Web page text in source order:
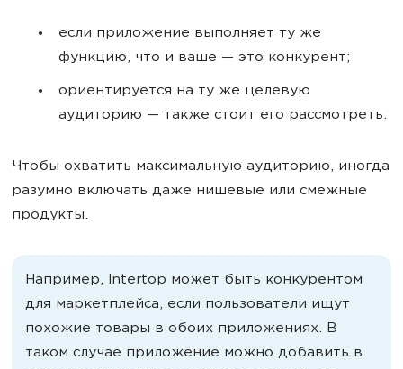
если приложение выполняет ту же
функцию, что и ваше — это конкурент;
ориентируется на ту же целевую
аудиторию — также стоит его рассмотреть.
Чтобы охватить максимальную аудиторию, иногда
разумно включать даже нишевые или смежные
продукты.
Например, Intertop может быть конкурентом
для маркетплейса, если пользователи ищут
похожие товары в обоих приложениях. В
таком случае приложение можно добавить в